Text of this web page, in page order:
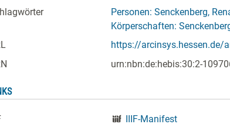
Personen: Senckenberg,
Körperschaften:
https://arcinsys.hessen.de/
urn:nbn:de:hebis:30:2-
IIIF-Manifest